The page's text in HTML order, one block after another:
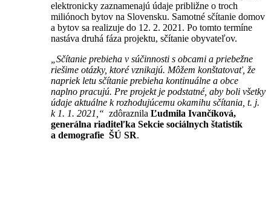
elektronicky zaznamenajú údaje približne o troch
miliónoch bytov na Slovensku. Samotné sčítanie domov
a bytov sa realizuje do 12. 2. 2021. Po tomto termíne
nastáva druhá fáza projektu, sčítanie obyvateľov.
„Sčítanie prebieha v súčinnosti s obcami a priebežne
riešime otázky, ktoré vznikajú. Môžem konštatovať, že
napriek letu sčítanie prebieha kontinuálne a obce
naplno pracujú. Pre projekt je podstatné, aby boli všetky
údaje aktuálne k rozhodujúcemu okamihu sčítania, t. j.
k 1. 1. 2021,“ zdôraznila Ľudmila Ivančíková,
generálna riaditeľka Sekcie sociálnych štatistík
a demografie ŠÚ SR.